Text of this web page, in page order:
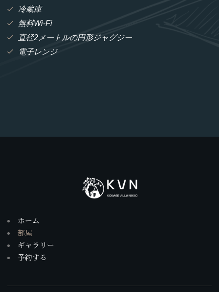
冷蔵庫
無料Wi-Fi
直径2メートルの円形ジャグジー
電子レンジ
ホーム
部屋
ギャラリー
予約する